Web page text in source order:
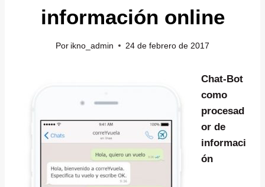
información online
Por ikno_admin 24 de febrero de 2017
Chat-Bot
como
procesad
or de
informaci
ón